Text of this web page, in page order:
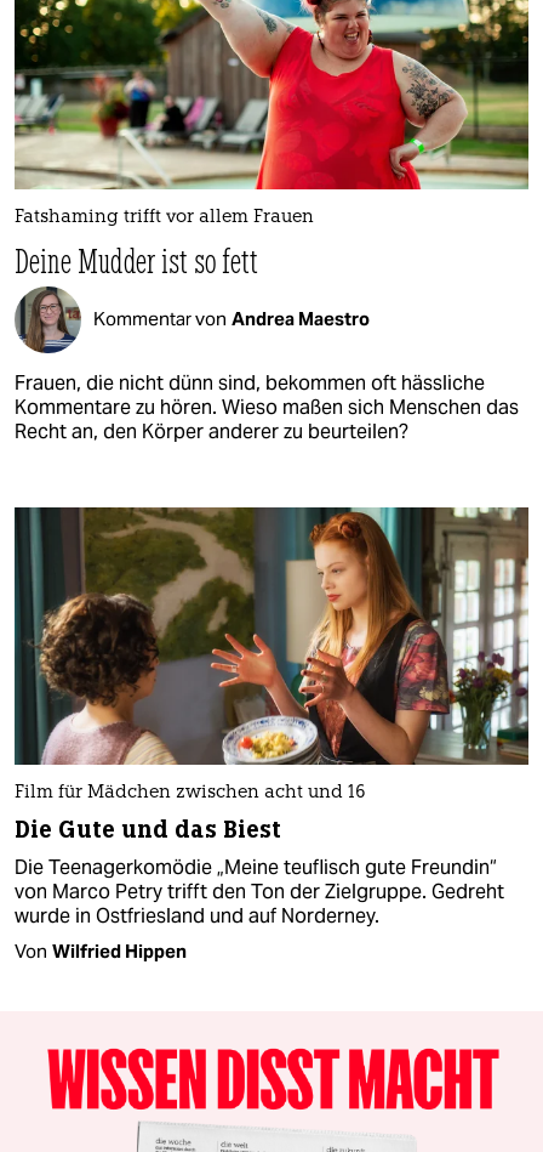
Fatshaming trifft vor allem Frauen
Deine Mudder ist so fett
Kommentar von Andrea Maestro
Frauen, die nicht dünn sind, bekommen oft hässliche
Kommentare zu hören. Wieso maßen sich Menschen das
Recht an, den Körper anderer zu beurteilen?
Film für Mädchen zwischen acht und 16
Die Gute und das Biest
Die Teenagerkomödie „Meine teuflisch gute Freundin“
von Marco Petry trifft den Ton der Zielgruppe. Gedreht
wurde in Ostfriesland und auf Norderney.
Von Wilfried Hippen